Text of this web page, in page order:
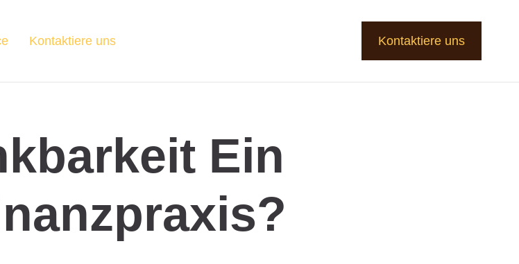
Kontaktiere uns Kontaktiere uns
Ein